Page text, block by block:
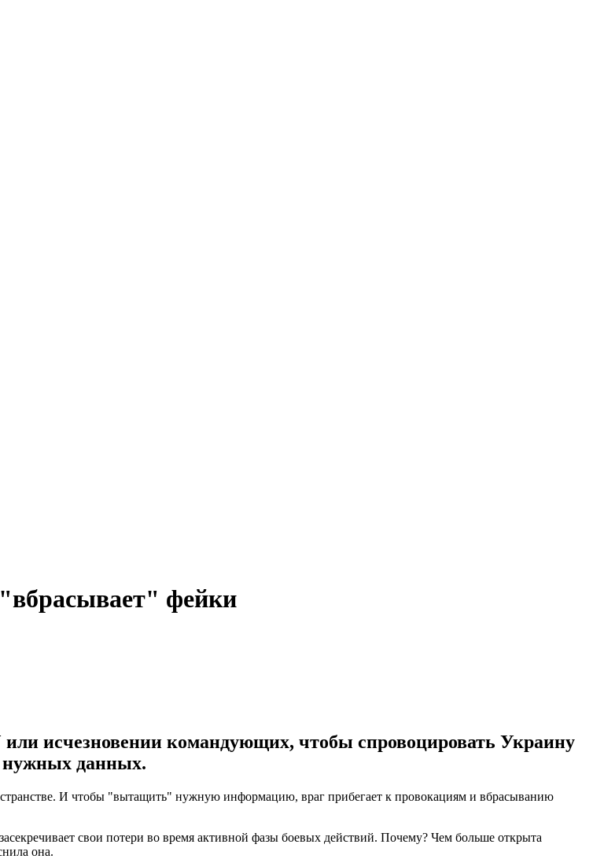
фейки
исчезновении командующих, чтобы спровоцировать Украину
нужных данных.
И чтобы "вытащить" нужную информацию, враг прибегает к провокациям и вбрасыванию
свои потери во время активной фазы боевых действий. Почему? Чем больше открыта
она.